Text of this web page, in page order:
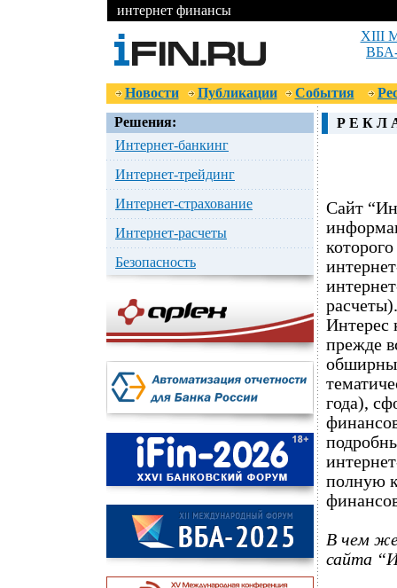
интернет финансы
XIII
ВБА-
Новости Публикации События
Решения:
Интернет-банкинг
Интернет-трейдинг
Интернет-страхование
Интернет-расчеты
Безопасность
Р Е К Л
Сайт
расчеты).
Интерес
прежде
года),
полную
В чем же
сайта